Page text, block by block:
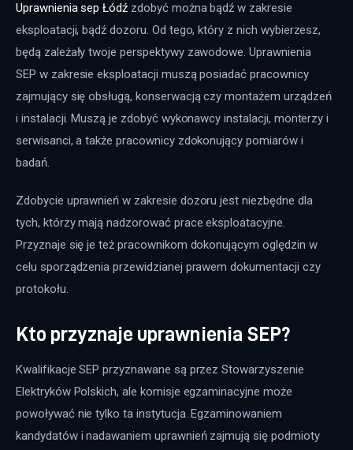
Uprawnienia sep Łódź zdobyć można bądź w zakresie
eksploatacji, bądź dozoru. Od tego, który z nich wybierzesz,
będą zależały twoje perspektywy zawodowe. Uprawnienia
SEP w zakresie eksploatacji muszą posiadać pracownicy
zajmujący się obsługą, konserwacją czy montażem urządzeń
i instalacji. Muszą je zdobyć wykonawcy instalacji, monterzy i
serwisanci, a także pracownicy zdokonujący pomiarów i
badań.
Zdobycie uprawnień w zakresie dozoru jest niezbędne dla
tych, którzy mają nadzorować prace eksploatacyjne.
Przyznaje się je też pracownikom dokonującym oględzin w
celu sporządzenia przewidzianej prawem dokumentacji czy
protokołu.
Kto przyznaje uprawnienia SEP?
Kwalifikacje SEP przyznawane są przez Stowarzyszenie
Elektryków Polskich, ale komisje egzaminacyjne może
powoływać nie tylko ta instytucja. Egzaminowaniem
kandydatów i nadawaniem uprawnień zajmują się podmioty